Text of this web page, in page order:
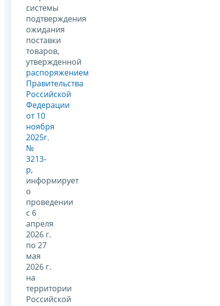
системы
подтверждения
ожидания
поставки
товаров,
утвержденной
распоряжением
Правительства
Российской
Федерации
от 10
ноября
2025г.
№
3213-
р,
информирует
о
проведении
с 6
апреля
2026 г.
по 27
мая
2026 г.
на
территории
Российской